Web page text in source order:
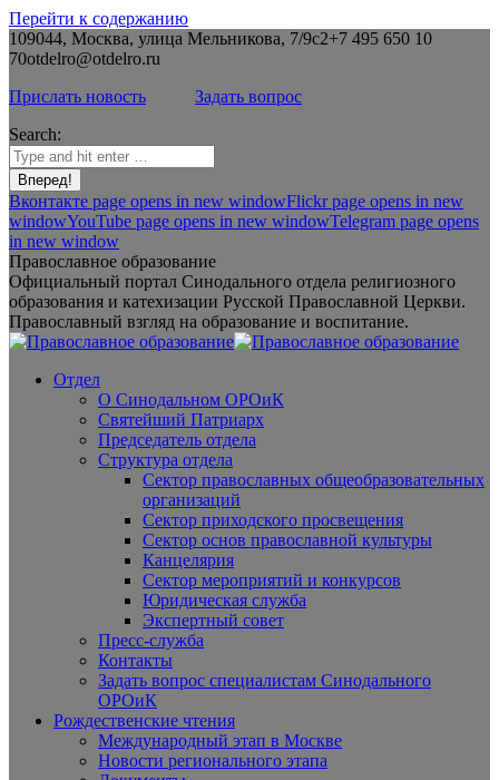
Перейти к содержанию
109044, Москва, улица Мельникова, 7/9с2+7 495 650 10
70otdelro@otdelro.ru
Прислать новость
Задать вопрос
Search:
Вконтакте page opens in new windowFlickr page opens in new
windowYouTube page opens in new windowTelegram page opens
in new window
Православное образование
Официальный портал Синодального отдела религиозного
образования и катехизации Русской Православной Церкви.
Православный взгляд на образование и воспитание.
Отдел
О Синодальном ОРОиК
Святейший Патриарх
Председатель отдела
Структура отдела
Сектор православных общеобразовательных
организаций
Сектор приходского просвещения
Сектор основ православной культуры
Канцелярия
Сектор мероприятий и конкурсов
Юридическая служба
Экспертный совет
Пресс-служба
Контакты
Задать вопрос специалистам Синодального
ОРОиК
Рождественские чтения
Международный этап в Москве
Новости регионального этапа